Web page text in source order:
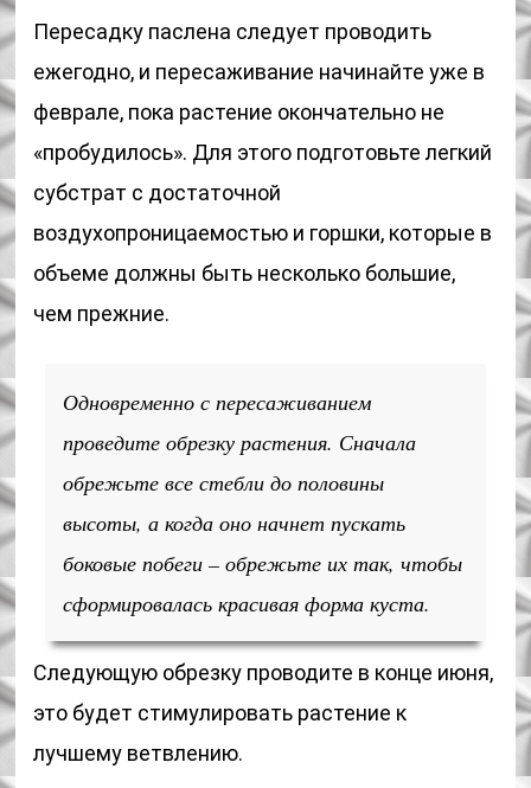
Пересадку паслена следует проводить
ежегодно, и пересаживание начинайте уже в
феврале, пока растение окончательно не
«пробудилось». Для этого подготовьте легкий
субстрат с достаточной
воздухопроницаемостью и горшки, которые в
объеме должны быть несколько большие,
чем прежние.
Одновременно с пересаживанием
проведите обрезку растения. Сначала
обрежьте все стебли до половины
высоты, а когда оно начнет пускать
боковые побеги – обрежьте их так, чтобы
сформировалась красивая форма куста.
Следующую обрезку проводите в конце июня,
это будет стимулировать растение к
лучшему ветвлению.